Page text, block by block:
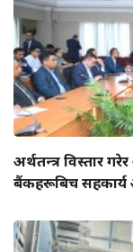
अर्थतन्त्र विस्तार
बैंकहरूबिच सहकार्य